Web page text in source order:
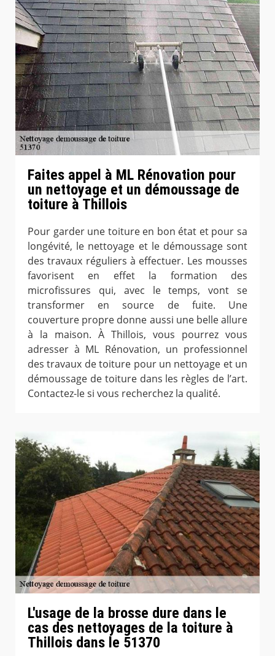
Faites appel à ML Rénovation pour
un nettoyage et un démoussage de
toiture à Thillois
Pour garder une toiture en bon état et pour sa
longévité, le nettoyage et le démoussage sont
des travaux réguliers à effectuer. Les mousses
favorisent en effet la formation des
microfissures qui, avec le temps, vont se
transformer en source de fuite. Une
couverture propre donne aussi une belle allure
à la maison. À Thillois, vous pourrez vous
adresser à ML Rénovation, un professionnel
des travaux de toiture pour un nettoyage et un
démoussage de toiture dans les règles de l’art.
Contactez-le si vous recherchez la qualité.
L'usage de la brosse dure dans le
cas des nettoyages de la toiture à
Thillois dans le 51370